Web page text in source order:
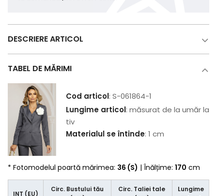
DESCRIERE ARTICOL
TABEL DE MĂRIMI
Cod articol: S-061864-1
Lungime articol: măsurat de la umăr la
tiv
Materialul se întinde: 1 cm
* Fotomodelul poartă mărimea: 36 (S) | Înălțime: 170 cm
INT (EU)
Circ. Bustului tău
Circ. Taliei tale
Lungime